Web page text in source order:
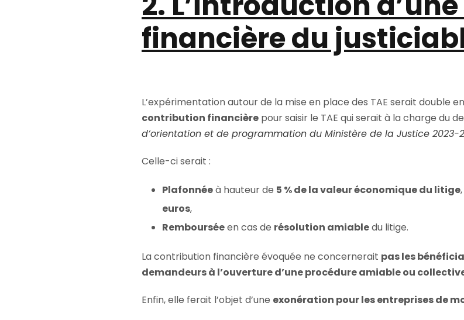
financière du
L’expérimentation autour de la mise en place des TAE serait double
contribution financière pour saisir le TAE qui serait à la charge du
d’orientation et de programmation du Ministère de la Justice 2023-
Celle-ci serait :
Plafonnéeà hauteur de 5 % de la valeur économique du litige
euros,
Rembourséeen cas de résolution amiabledu litige.
La contribution financière évoquée ne concernerait pas les
demandeurs à l’ouverture d’une procédure amiable ou
Enfin, elle ferait l’objet d’une exonération pour les entreprises de